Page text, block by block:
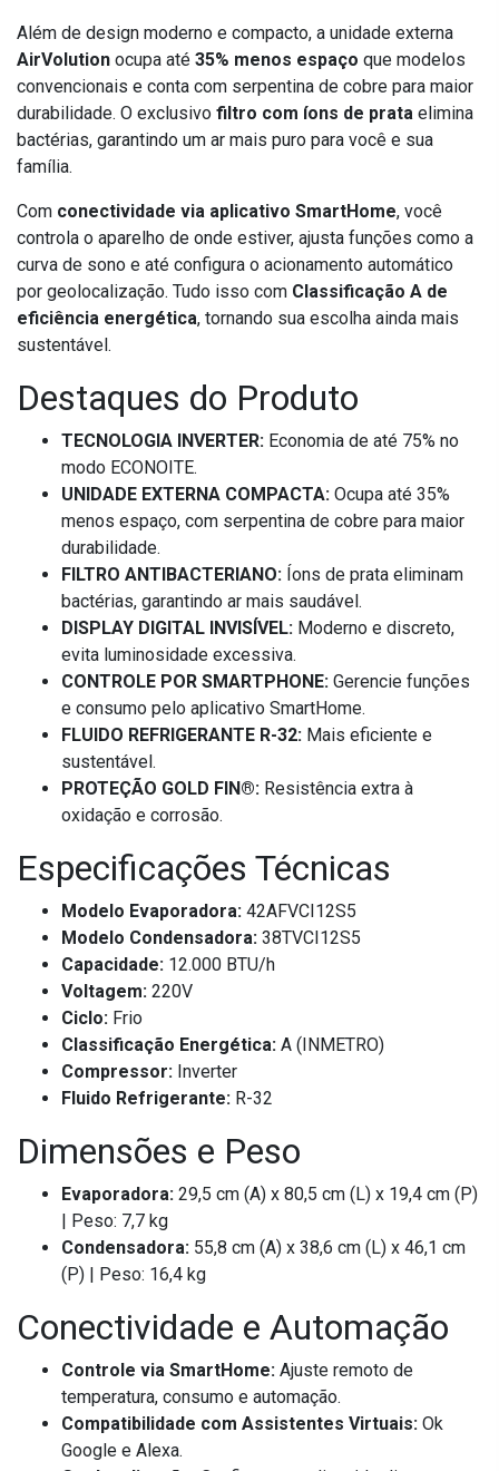
Além de design moderno e compacto, a unidade externa
AirVolution ocupa até 35% menos espaço que modelos
convencionais e conta com serpentina de cobre para maior
durabilidade. O exclusivo filtro com íons de prata elimina
bactérias, garantindo um ar mais puro para você e sua
família.
Com conectividade via aplicativo SmartHome, você
controla o aparelho de onde estiver, ajusta funções como a
curva de sono e até configura o acionamento automático
por geolocalização. Tudo isso com Classificação A de
eficiência energética, tornando sua escolha ainda mais
sustentável.
Destaques do Produto
TECNOLOGIA INVERTER: Economia de até 75% no
modo ECONOITE.
UNIDADE EXTERNA COMPACTA: Ocupa até 35%
menos espaço, com serpentina de cobre para maior
durabilidade.
FILTRO ANTIBACTERIANO: Íons de prata eliminam
bactérias, garantindo ar mais saudável.
DISPLAY DIGITAL INVISÍVEL: Moderno e discreto,
evita luminosidade excessiva.
CONTROLE POR SMARTPHONE: Gerencie funções
e consumo pelo aplicativo SmartHome.
FLUIDO REFRIGERANTE R-32: Mais eficiente e
sustentável.
PROTEÇÃO GOLD FIN®: Resistência extra à
oxidação e corrosão.
Especificações Técnicas
Modelo Evaporadora: 42AFVCI12S5
Modelo Condensadora: 38TVCI12S5
Capacidade: 12.000 BTU/h
Voltagem: 220V
Ciclo: Frio
Classificação Energética: A (INMETRO)
Compressor: Inverter
Fluido Refrigerante: R-32
Dimensões e Peso
Evaporadora: 29,5 cm (A) x 80,5 cm (L) x 19,4 cm (P)
| Peso: 7,7 kg
Condensadora: 55,8 cm (A) x 38,6 cm (L) x 46,1 cm
(P) | Peso: 16,4 kg
Conectividade e Automação
Controle via SmartHome: Ajuste remoto de
temperatura, consumo e automação.
Compatibilidade com Assistentes Virtuais: Ok
Google e Alexa.